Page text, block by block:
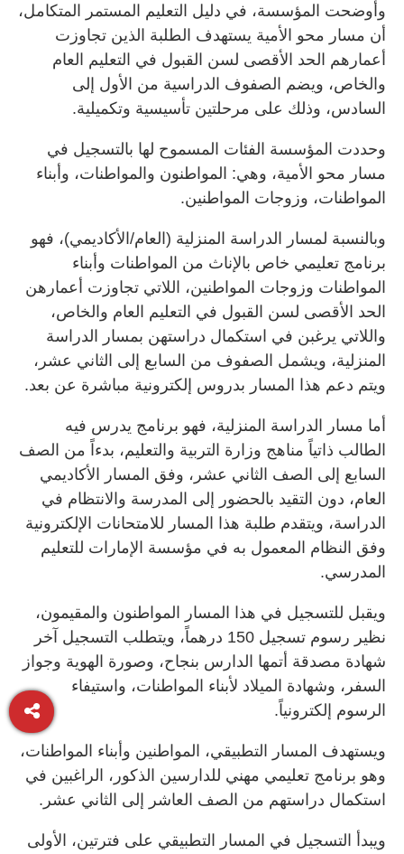
وأوضحت المؤسسة، في دليل التعليم المستمر المتكامل،
أن مسار محو الأمية يستهدف الطلبة الذين تجاوزت
أعمارهم الحد الأقصى لسن القبول في التعليم العام
والخاص، ويضم الصفوف الدراسية من الأول إلى
السادس، وذلك على مرحلتين تأسيسية وتكميلية.
وحددت المؤسسة الفئات المسموح لها بالتسجيل في
مسار محو الأمية، وهي: المواطنون والمواطنات، وأبناء
المواطنات، وزوجات المواطنين.
وبالنسبة لمسار الدراسة المنزلية (العام/الأكاديمي)، فهو
برنامج تعليمي خاص بالإناث من المواطنات وأبناء
المواطنات وزوجات المواطنين، اللاتي تجاوزت أعمارهن
الحد الأقصى لسن القبول في التعليم العام والخاص،
واللاتي يرغبن في استكمال دراستهن بمسار الدراسة
المنزلية، ويشمل الصفوف من السابع إلى الثاني عشر،
ويتم دعم هذا المسار بدروس إلكترونية مباشرة عن بعد.
أما مسار الدراسة المنزلية، فهو برنامج يدرس فيه
الطالب ذاتياً مناهج وزارة التربية والتعليم، بدءاً من الصف
السابع إلى الصف الثاني عشر، وفق المسار الأكاديمي
العام، دون التقيد بالحضور إلى المدرسة والانتظام في
الدراسة، ويتقدم طلبة هذا المسار للامتحانات الإلكترونية
وفق النظام المعمول به في مؤسسة الإمارات للتعليم
المدرسي.
ويقبل للتسجيل في هذا المسار المواطنون والمقيمون،
نظير رسوم تسجيل 150 درهماً، ويتطلب التسجيل آخر
شهادة مصدقة أتمها الدارس بنجاح، وصورة الهوية وجواز
السفر، وشهادة الميلاد لأبناء المواطنات، واستيفاء
الرسوم إلكترونياً.
ويستهدف المسار التطبيقي، المواطنين وأبناء المواطنات،
وهو برنامج تعليمي مهني للدارسين الذكور، الراغبين في
استكمال دراستهم من الصف العاشر إلى الثاني عشر.
ويبدأ التسجيل في المسار التطبيقي على فترتين، الأولى